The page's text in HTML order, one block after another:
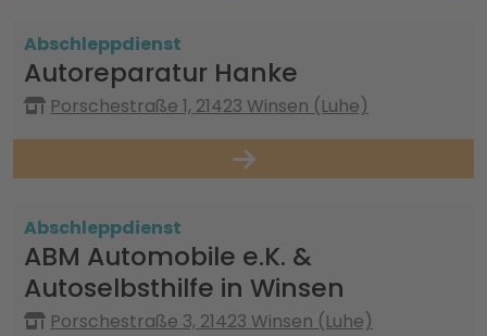
Abschleppdienst
Autoreparatur Hanke
Porschestraße 1, 21423 Winsen (Luhe)
Abschleppdienst
ABM Automobile e.K. &
Autoselbsthilfe in Winsen
Porschestraße 3, 21423 Winsen (Luhe)